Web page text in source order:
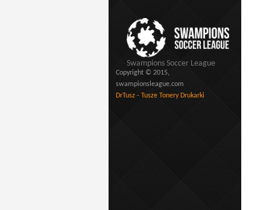
Swampions Soccer League
Copyright © 2015,
swampionsleague.com
DrTusz - Tusze Tonery Drukarki